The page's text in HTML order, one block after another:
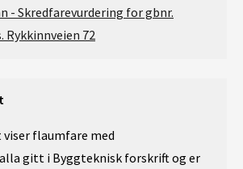
- Skredfarevurdering for gbnr.
Rykkinnveien 72
flaumfare med
gitt i Byggteknisk forskrift og er